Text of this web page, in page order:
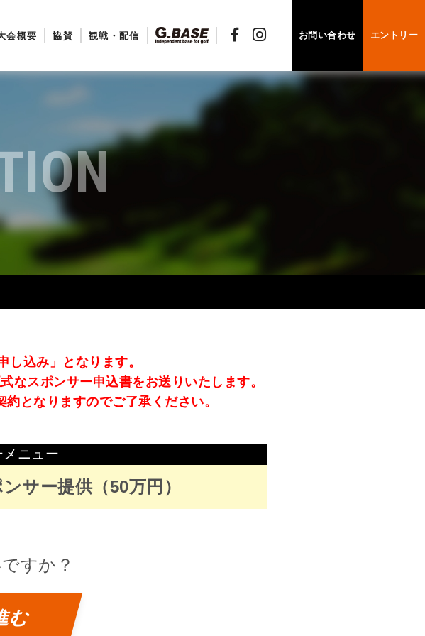
会概要 協賛 観戦・配信 お問い合わせ エントリー
込み」となります。
なスポンサー申込書をお送りいたします。
となりますのでご了承ください。
ニュー
サー提供（50万円）
すか？
む